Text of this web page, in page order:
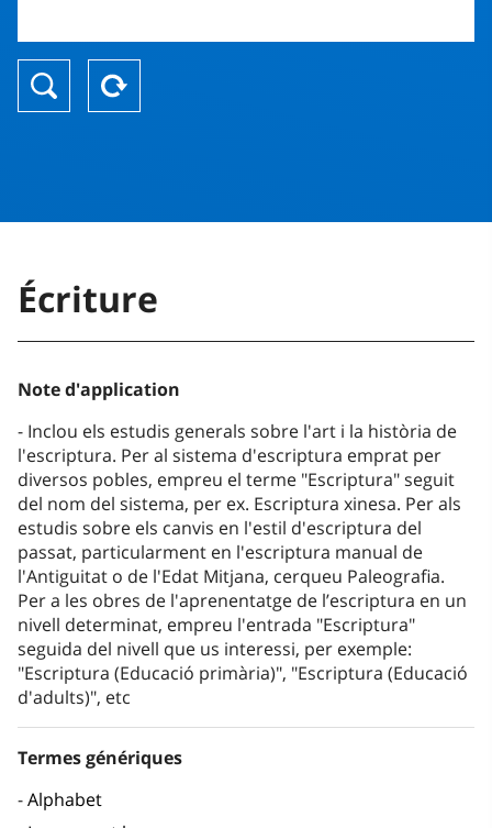
Écriture
Note d'application
Inclou els estudis generals sobre l'art i la història de
l'escriptura. Per al sistema d'escriptura emprat per
diversos pobles, empreu el terme "Escriptura" seguit
del nom del sistema, per ex. Escriptura xinesa. Per als
estudis sobre els canvis en l'estil d'escriptura del
passat, particularment en l'escriptura manual de
l'Antiguitat o de l'Edat Mitjana, cerqueu Paleografia.
Per a les obres de l'aprenentatge de l’escriptura en un
nivell determinat, empreu l'entrada "Escriptura"
seguida del nivell que us interessi, per exemple:
"Escriptura (Educació primària)", "Escriptura (Educació
d'adults)", etc
Termes génériques
Alphabet